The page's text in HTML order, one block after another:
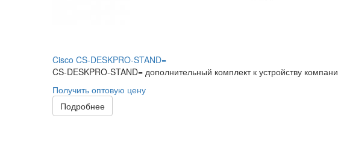
Cisco CS-DESKPRO-STAND=
CS-DESKPRO-STAND= дополнительный комплект к устройству
Получить оптовую цену
Подробнее